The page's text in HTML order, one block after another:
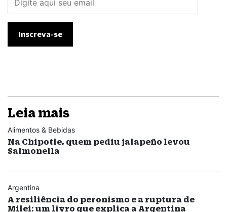
Leia mais
Alimentos & Bebidas
Na Chipotle, quem pediu jalapeño levou
Salmonella
Argentina
A resiliência do peronismo e a ruptura de
Milei: um livro que explica a Argentina